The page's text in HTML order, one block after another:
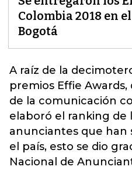
Colombia 2018 en
Bogotá
A raíz de la
premios Effie Awards,
de la comunicación
elaboró el ranking de
anunciantes que han
el país, esto se dio
Nacional de